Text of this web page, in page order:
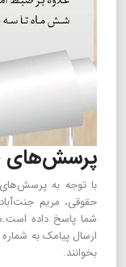
پرسش‌های
با توجه به
حقوقی، مریم
شما پاسخ داده
بخوانند.